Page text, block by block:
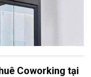
Coworking tại